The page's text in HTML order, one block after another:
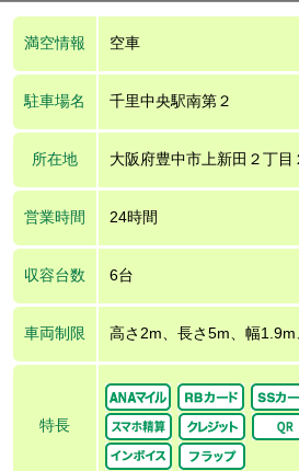
満空情報 空車
駐車場名 千里中央駅南第２
所在地 大阪府豊中市上新田２丁目
営業時間 24時間
収容台数 6台
車両制限 高さ2m、長さ5m、幅1.9m
特長